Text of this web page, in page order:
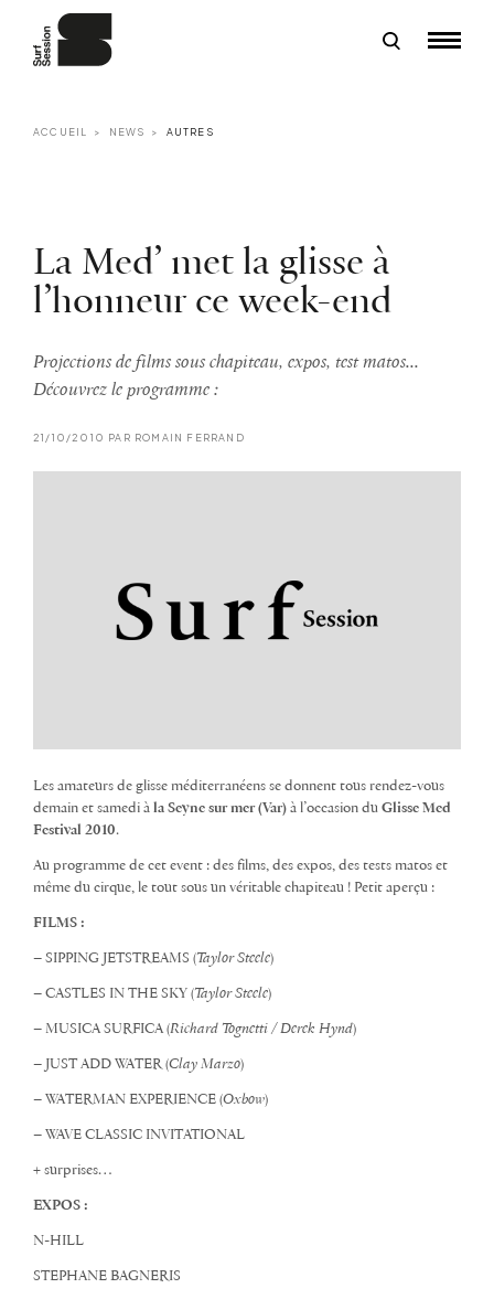
ACCUEIL NEWS AUTRES
La Med’ met la glisse à
l’honneur ce week-end
Projections de films sous chapiteau, expos, test matos...
Découvrez le programme :
21/10/2010 PAR ROMAIN FERRAND
Les amateurs de glisse méditerranéens se donnent tous rendez-vous
demain et samedi à la Seyne sur mer (Var) à l’occasion du Glisse Med
Festival 2010.
Au programme de cet event : des films, des expos, des tests matos et
même du cirque, le tout sous un véritable chapiteau ! Petit aperçu :
FILMS :
– SIPPING JETSTREAMS (Taylor Steele)
– CASTLES IN THE SKY (Taylor Steele)
– MUSICA SURFICA (Richard Tognetti / Derek Hynd)
– JUST ADD WATER (Clay Marzo)
– WATERMAN EXPERIENCE (Oxbow)
– WAVE CLASSIC INVITATIONAL
+ surprises…
EXPOS :
N-HILL
STEPHANE BAGNERIS